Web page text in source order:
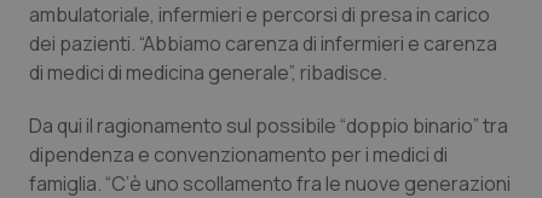
ambulatoriale, infermieri e percorsi di presa in carico
dei pazienti. “Abbiamo carenza di infermieri e carenza
di medici di medicina generale”, ribadisce.
Da qui il ragionamento sul possibile “doppio binario” tra
dipendenza e convenzionamento per i medici di
famiglia. “C’è uno scollamento fra le nuove generazioni